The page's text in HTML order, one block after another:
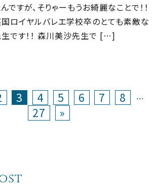
ですが、そりゃーもうお綺麗なことで！
ロイヤルバレエ学校卒のとても素敵な
です！！ 森川美沙先生で […]
3 4 5 6 7 8 …
27 »